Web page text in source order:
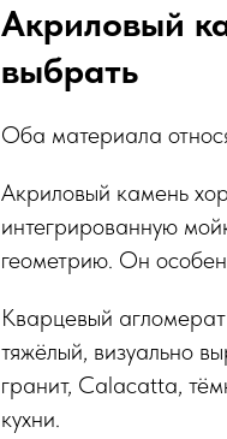
Акриловый
выбрать
Оба материала
Акриловый камень
интегрированную
геометрию. Он
Кварцевый
тяжёлый, визуально
гранит, Calacatta,
кухни.